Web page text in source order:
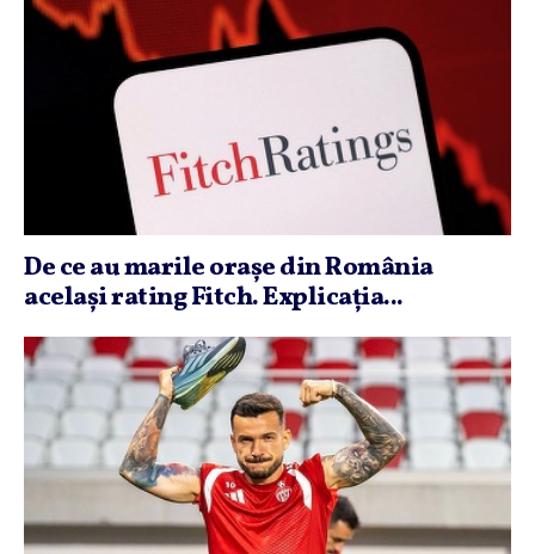
De ce au marile oraşe din România
acelaşi rating Fitch. Explicaţia...